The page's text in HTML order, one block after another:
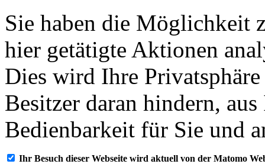
Sie haben die Möglichkeit
hier getätigte Aktionen
Dies wird Ihre
Besitzer daran hindern,
Bedienbarkeit für Sie und
Ihr Besuch dieser Webseite wird aktuell von der Matomo